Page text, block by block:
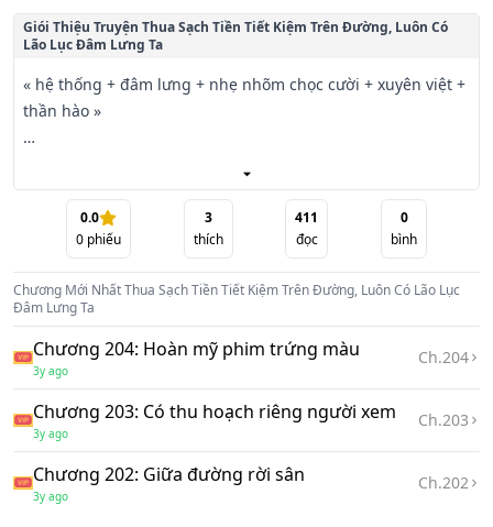
Giói Thiệu Truyện Thua Sạch Tiền Tiết Kiệm Trên Đường, Luôn Có
Lão Lục Đâm Lưng Ta
« hệ thống + đâm lưng + nhẹ nhõm chọc cười + xuyên việt +
thần hào »
có thể thu hoạch được hệ thống tài chính?
Bạch Quảng lòng tin tràn đầy bắt đầu lỗ tiền kế hoạch:
Làm một cái trò chơi, thuê làm nát nhất họa sĩ, lại đem trò
chơi nạp tiền con đường chém tới, đây chẳng phải sắt lỗ
vốn sao?
Mình anh em đây trống rỗng đại não, đem trò chơi giao
cho hắn, ta yên tâm!
Nhìn đây ba tuổi hài đồng đều ghét bỏ vẽ xấu chi tác, đây
chính là ta muốn họa sĩ!
0.0
0phiếu
3
thích
411
đọc
0
bình
Chương Mới NhấtThua Sạch Tiền Tiết Kiệm Trên Đường, Luôn Có Lão Lục
Đâm Lưng Ta
Chương 204: Hoàn mỹ phim trứng màu
3y ago
Ch.204
Chương 203: Có thu hoạch riêng người xem
3y ago
Ch.203
Chương 202: Giữa đường rời sân
3y ago
Ch.202